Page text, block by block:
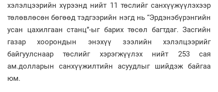
хэлэлцээрийн хүрээнд нийт 11 төслийг санхүүжүүлэхээр
төлөвлөсөн бөгөөд тэдгээрийн нэгд нь “Эрдэнэбүрэнгийн
усан цахилгаан станц”-ыг барих төсөл багтдаг. Засгийн
газар хоорондын энэхүү зээлийн хэлэлцээрийг
байгуулснаар төслийг хэрэгжүүлэх нийт 253 сая
ам.долларын санхүүжилтийн асуудлыг шийдэж байгаа
юм.